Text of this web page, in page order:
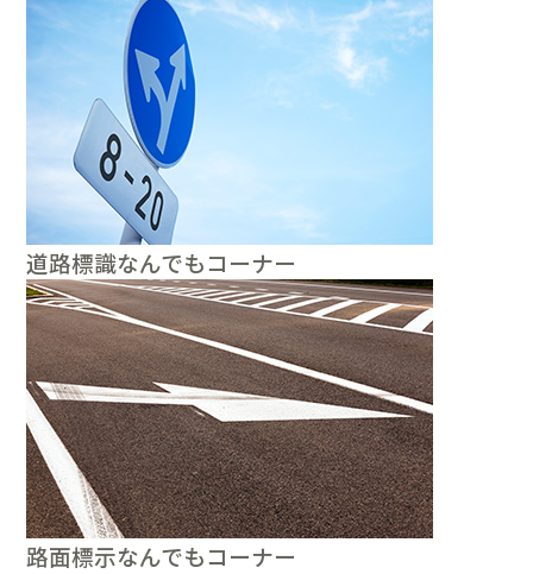
道路標識なんでもコーナー
路面標示なんでもコーナー